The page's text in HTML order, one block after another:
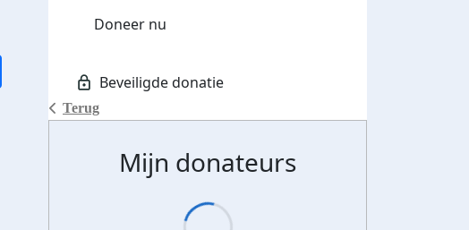
Terug
Doneer nu
Mijn donateurs